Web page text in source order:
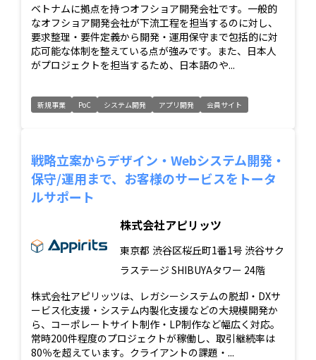
ベトナムに拠点を持つオフショア開発会社です。一般的
なオフショア開発会社が下流工程を担当するのに対し、
要求整理・要件定義から開発・運用保守まで包括的に対
応可能な体制を整えている点が強みです。また、日本人
がプロジェクトを担当するため、日本語のや...
新規事業 PoC システム開発 アプリ開発 会員サイト
戦略立案からデザイン・Webシステム開発・
保守/運用まで、お客様のサービスをトータ
ルサポート
株式会社アピリッツ
東京都 渋谷区桜丘町1番1号 渋谷サク
ラステージ SHIBUYAタワー 24階
株式会社アピリッツは、レガシーシステムの脱却・DXサ
ービス化支援・システム内製化支援などの大規模開発か
ら、コーポレートサイト制作・LP制作など幅広く対応。
常時200件程度のプロジェクトが稼働し、取引継続率は
80％を超えています。クライアントの課題・...